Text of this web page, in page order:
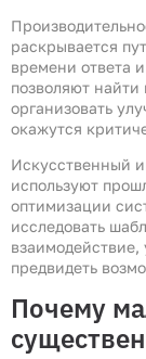
раскрывается
времени ответа
позволяют
организовать
окажутся
Искусственный
используют
оптимизации
исследовать
предвидеть
Почему